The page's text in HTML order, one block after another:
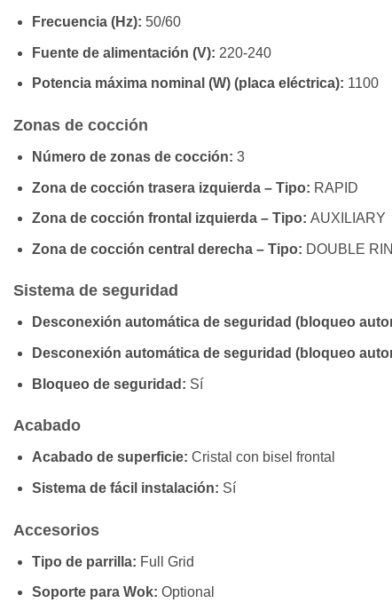
Frecuencia (Hz): 50/60
Fuente de alimentación (V): 220-240
Potencia máxima nominal (W) (placa eléctrica): 1100
Zonas de cocción
Número de zonas de cocción: 3
Zona de cocción trasera izquierda – Tipo: RAPID
Zona de cocción frontal izquierda – Tipo: AUXILIARY
Zona de cocción central derecha – Tipo: DOUBLE
Sistema de seguridad
Desconexión automática de seguridad (bloqueo
Desconexión automática de seguridad (bloqueo
Bloqueo de seguridad: Sí
Acabado
Acabado de superficie: Cristal con bisel frontal
Sistema de fácil instalación: Sí
Accesorios
Tipo de parrilla: Full Grid
Soporte para Wok: Optional